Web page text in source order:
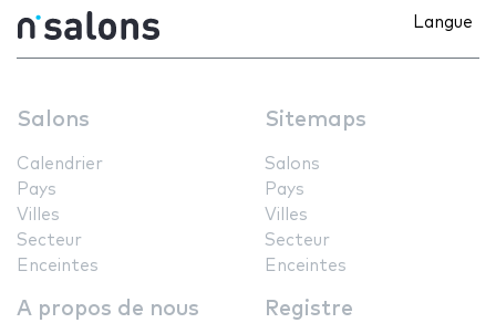
Langue
Salons
Calendrier
Pays
Villes
Secteur
Enceintes
Sitemaps
Salons
Pays
Villes
Secteur
Enceintes
A propos de nous Registre